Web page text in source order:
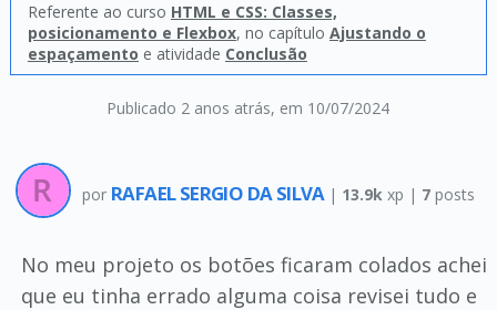
Publicado 2 anos atrás, em 10/07/2024
Referente ao curso HTML e CSS: Classes,
posicionamento e Flexbox, no capítulo Ajustando o
espaçamento e atividade Conclusão
por RAFAEL SERGIO DA SILVA | 13.9k xp | 7 posts
No meu projeto os botões ficaram colados achei
que eu tinha errado alguma coisa revisei tudo e